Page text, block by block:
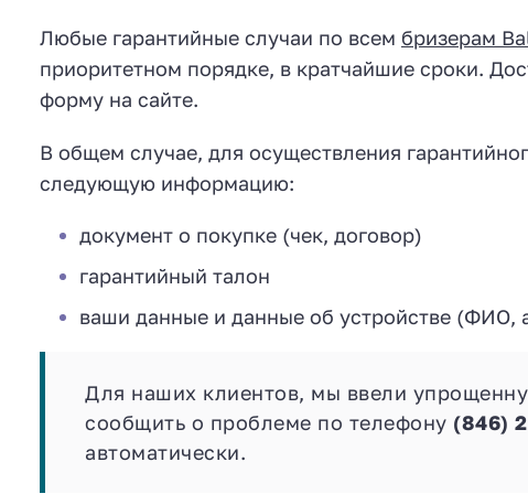
Любые гарантийные случаи по всем бризерам
приоритетном порядке, в кратчайшие сроки.
форму на сайте.
В общем случае, для осуществления
следующую информацию:
документ о покупке (чек, договор)
гарантийный талон
ваши данные и данные об устройстве (ФИО,
Для наших клиентов, мы ввели
сообщить о проблеме по телефону (846)
автоматически.